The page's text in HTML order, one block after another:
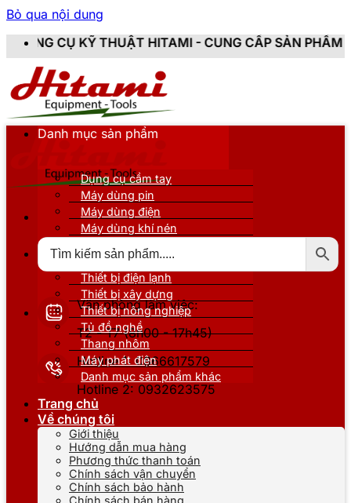
Bỏ qua nội dung
HITAMI - CUNG CẤP SẢN PHẨM CHÍNH HÃNG,
Văn phòng làm việc:
T2 - T7 (8h00 - 17h45)
Hotline 1: 0866617579
Hotline 2: 0932623575
Danh mục sản phẩm
Dụng cụ cầm tay
Máy dùng pin
Máy dùng điện
Máy dùng khí nén
Thiết bị nâng đỡ
Thiết bị điện lạnh
Thiết bị xây dựng
Thiết bị nông nghiệp
Tủ đồ nghề
Thang nhôm
Máy phát điện
Danh mục sản phẩm khác
Trang chủ
Về chúng tôi
Giới thiệu
Hướng dẫn mua hàng
Phương thức thanh toán
Chính sách vận chuyển
Chính sách bảo hành
Chính sách bán hàng